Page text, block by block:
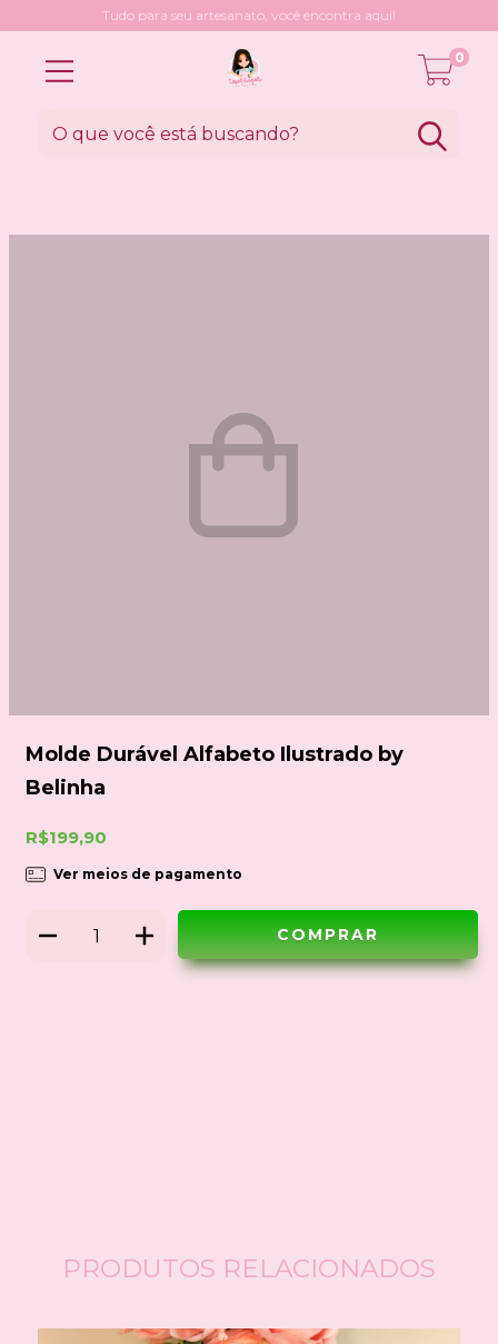
Tudo para seu artesanato, você encontra aqui!
0
Molde Durável Alfabeto Ilustrado by
Belinha
R$199,90
Ver meios de pagamento
PRODUTOS RELACIONADOS